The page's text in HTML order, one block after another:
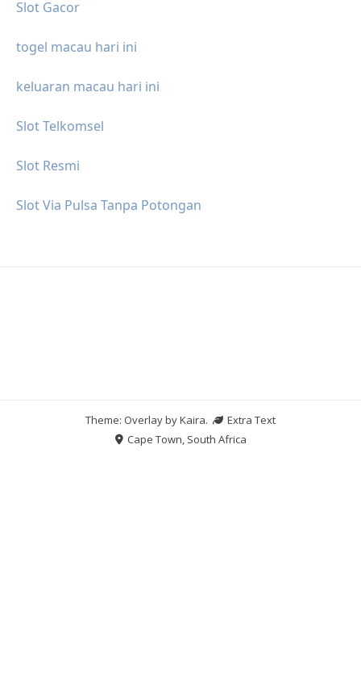
Slot Gacor
togel macau hari ini
keluaran macau hari ini
Slot Telkomsel
Slot Resmi
Slot Via Pulsa Tanpa Potongan
Theme: Overlay byKaira.
Extra Text
Cape Town, South Africa